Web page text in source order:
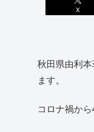
X
秋田県由利
ます。
コロナ禍か